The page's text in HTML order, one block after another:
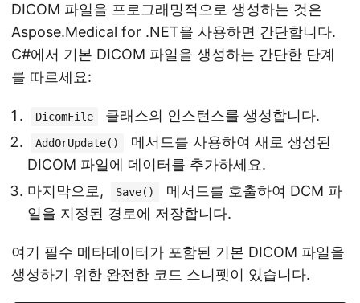
DICOM 파일을 프로그래밍적으로 생성하는 것은
Aspose.Medical for .NET을 사용하면 간단합니다.
C#에서 기본 DICOM 파일을 생성하는 간단한 단계
를 따르세요:
DicomFile 클래스의 인스턴스를 생성합니다.
AddOrUpdate()
메서드를 사용하여 새로 생성된
DICOM 파일에 데이터를 추가하세요.
마지막으로,
Save()
메서드를 호출하여 DCM 파
일을 지정된 경로에 저장합니다.
여기 필수 메타데이터가 포함된 기본 DICOM 파일을
생성하기 위한 완전한 코드 스니펫이 있습니다.